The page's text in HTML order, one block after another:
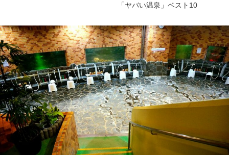
「ヤバい温泉」ベスト10